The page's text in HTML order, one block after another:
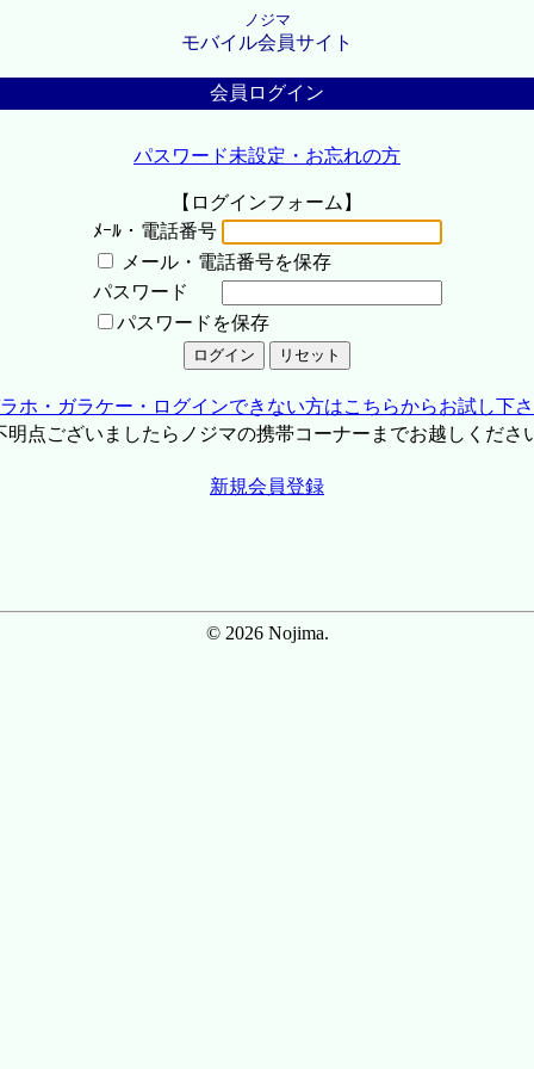
ノジマ
モバイル会員サイト
会員ログイン
パスワード未設定・お忘れの方
【ログインフォーム】
ﾒｰﾙ・電話番号
メール・電話番号を保存
パスワード
パスワードを保存
ホ・ガラケー・ログインできない方はこちらからお試し下
点ございましたらノジマの携帯コーナーまでお越しくださ
新規会員登録
© 2026 Nojima.